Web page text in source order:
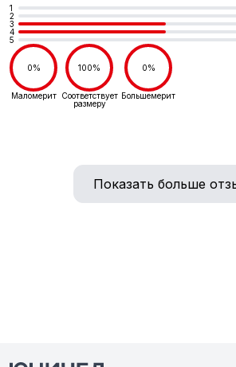
1
2
3
4
5
0%
Маломерит
100%
Соответствует
размеру
0%
Большемерит
Показать больше